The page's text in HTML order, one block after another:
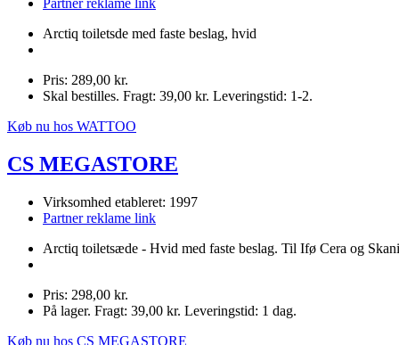
Partner reklame link
Arctiq toiletsde med faste beslag, hvid
Pris: 289,00 kr.
Skal bestilles. Fragt: 39,00 kr. Leveringstid: 1-2.
Køb nu hos WATTOO
CS MEGASTORE
Virksomhed etableret: 1997
Partner reklame link
Arctiq toiletsæde - Hvid med faste beslag. Til Ifø Cera og
Pris: 298,00 kr.
På lager. Fragt: 39,00 kr. Leveringstid: 1 dag.
Køb nu hos CS MEGASTORE